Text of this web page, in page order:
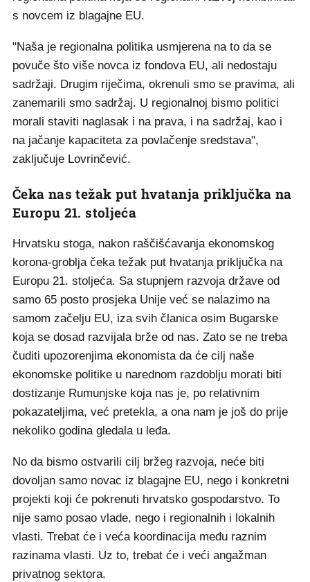
s novcem iz blagajne EU.
"Naša je regionalna politika usmjerena na to da se
povuče što više novca iz fondova EU, ali nedostaju
sadržaji. Drugim riječima, okrenuli smo se pravima, ali
zanemarili smo sadržaj. U regionalnoj bismo politici
morali staviti naglasak i na prava, i na sadržaj, kao i
na jačanje kapaciteta za povlačenje sredstava",
zaključuje Lovrinčević.
Čeka nas težak put hvatanja priključka na
Europu 21. stoljeća
Hrvatsku stoga, nakon raščišćavanja ekonomskog
korona-groblja čeka težak put hvatanja priključka na
Europu 21. stoljeća. Sa stupnjem razvoja države od
samo 65 posto prosjeka Unije već se nalazimo na
samom začelju EU, iza svih članica osim Bugarske
koja se dosad razvijala brže od nas. Zato se ne treba
čuditi upozorenjima ekonomista da će cilj naše
ekonomske politike u narednom razdoblju morati biti
dostizanje Rumunjske koja nas je, po relativnim
pokazateljima, već pretekla, a ona nam je još do prije
nekoliko godina gledala u leđa.
No da bismo ostvarili cilj bržeg razvoja, neće biti
dovoljan samo novac iz blagajne EU, nego i konkretni
projekti koji će pokrenuti hrvatsko gospodarstvo. To
nije samo posao vlade, nego i regionalnih i lokalnih
vlasti. Trebat će i veća koordinacija među raznim
razinama vlasti. Uz to, trebat će i veći angažman
privatnog sektora.